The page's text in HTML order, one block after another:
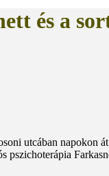
és a
utcában napokon